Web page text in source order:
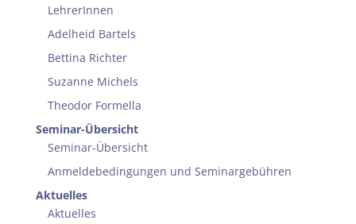
LehrerInnen
Adelheid Bartels
Bettina Richter
Suzanne Michels
Theodor Formella
Seminar-Übersicht
Seminar-Übersicht
Anmeldebedingungen und Seminargebühren
Aktuelles
Aktuelles